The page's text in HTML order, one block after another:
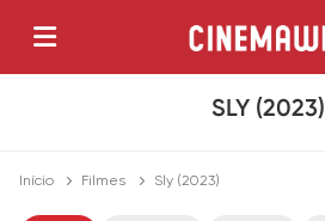
SLY (2023)
Início Filmes Sly (2023)